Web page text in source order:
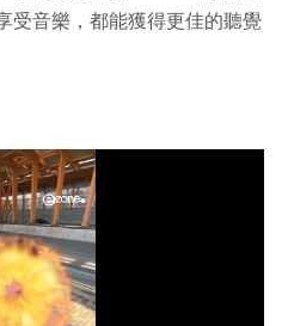
受音樂，都能獲得更佳的聽覺